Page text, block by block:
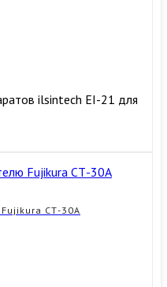
ilsintech EI-21 для
СТ-30А